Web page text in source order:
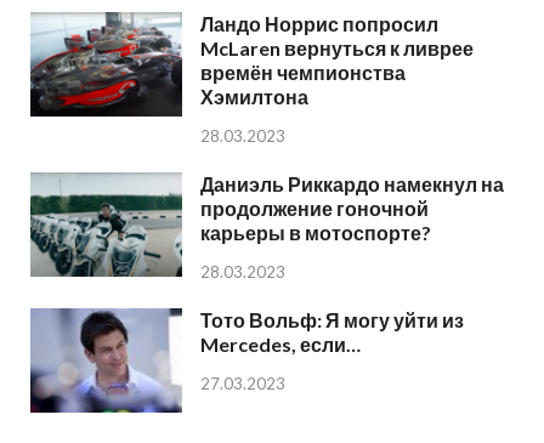
Ландо Норрис попросил
McLaren вернуться к ливрее
времён чемпионства
Хэмилтона
28.03.2023
Даниэль Риккардо намекнул на
продолжение гоночной
карьеры в мотоспорте?
28.03.2023
Тото Вольф: Я могу уйти из
Mercedes, если…
27.03.2023